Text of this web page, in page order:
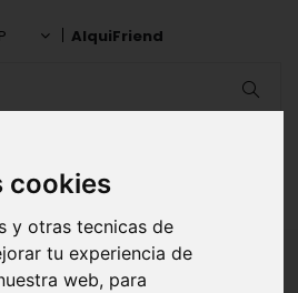
cookies
y otras tecnicas de
tu experiencia de
web, para
AlquiFriend